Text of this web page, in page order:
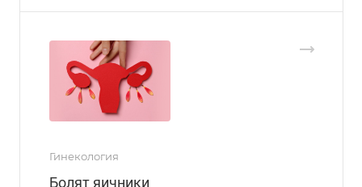
Гинекология
Болят яичники